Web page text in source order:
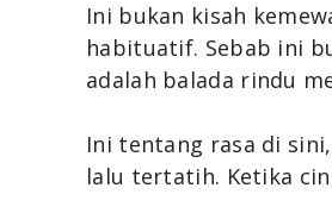
Ini bukan kisah
habituatif. Sebab ini
adalah balada rindu
Ini tentang rasa di
lalu tertatih. Ketika